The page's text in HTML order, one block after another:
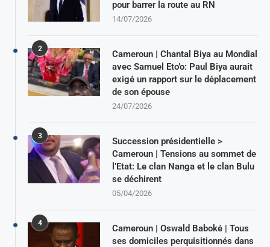
pour barrer la route au RN
14/07/2026
2
Cameroun | Chantal Biya au Mondial
avec Samuel Eto’o: Paul Biya aurait
exigé un rapport sur le déplacement
de son épouse
24/07/2026
3
Succession présidentielle >
Cameroun | Tensions au sommet de
l’Etat: Le clan Nanga et le clan Bulu
se déchirent
05/04/2026
4
Cameroun | Oswald Baboké | Tous
ses domiciles perquisitionnés dans